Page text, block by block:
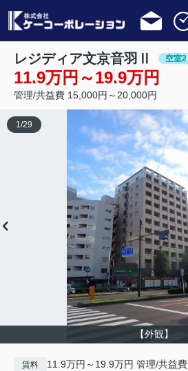
レジディア文京音羽Ⅱ 空室2
11.9万円～19.9万円
管理/共益費 15,000円～20,000円
【外観】
1 /29
賃料 11.9万円～19.9万円 管理/共益